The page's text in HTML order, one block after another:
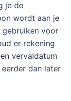
je de
wordt aan je
voor
er rekening
vervaldatum
dan later